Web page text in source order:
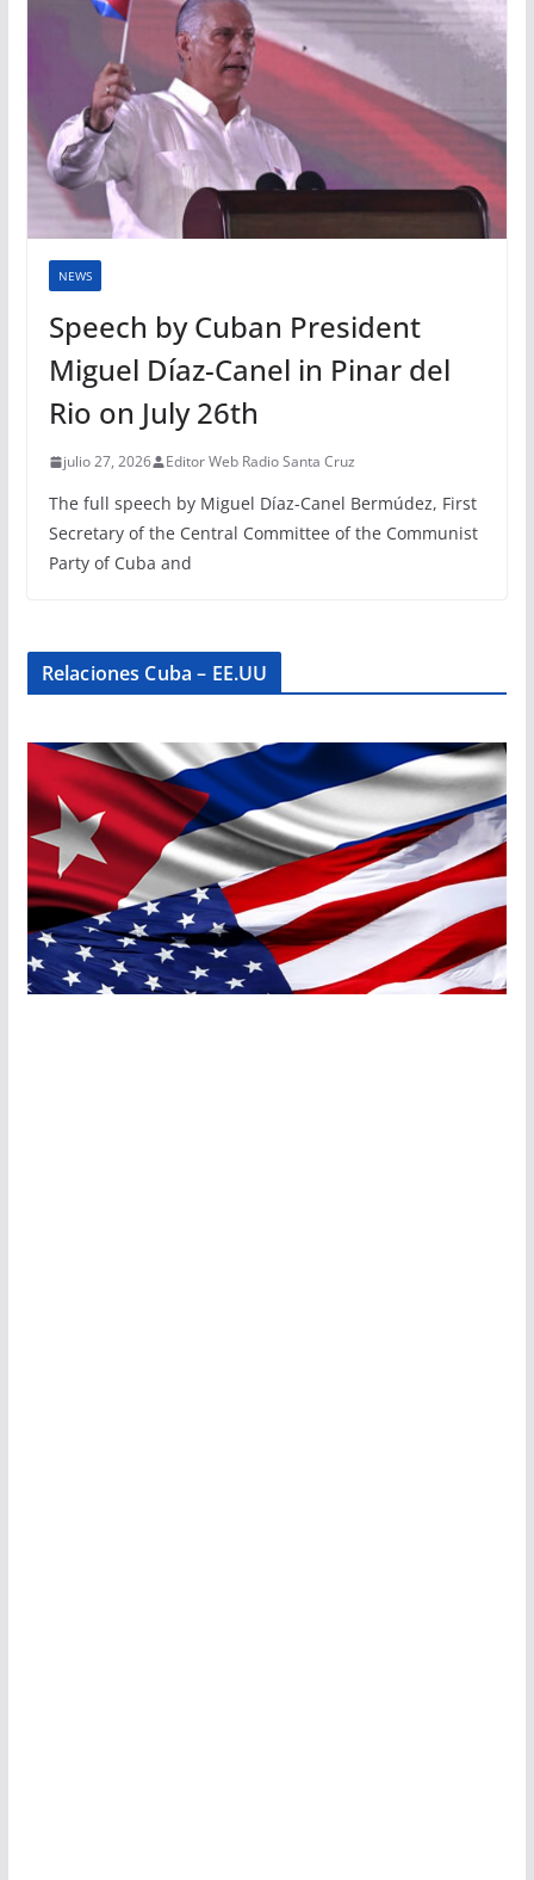
NEWS
Speech by Cuban President
Miguel Díaz-Canel in Pinar del
Rio on July 26th
julio 27, 2026 Editor Web Radio Santa Cruz
The full speech by Miguel Díaz-Canel Bermúdez, First
Secretary of the Central Committee of the Communist
Party of Cuba and
Relaciones Cuba – EE.UU